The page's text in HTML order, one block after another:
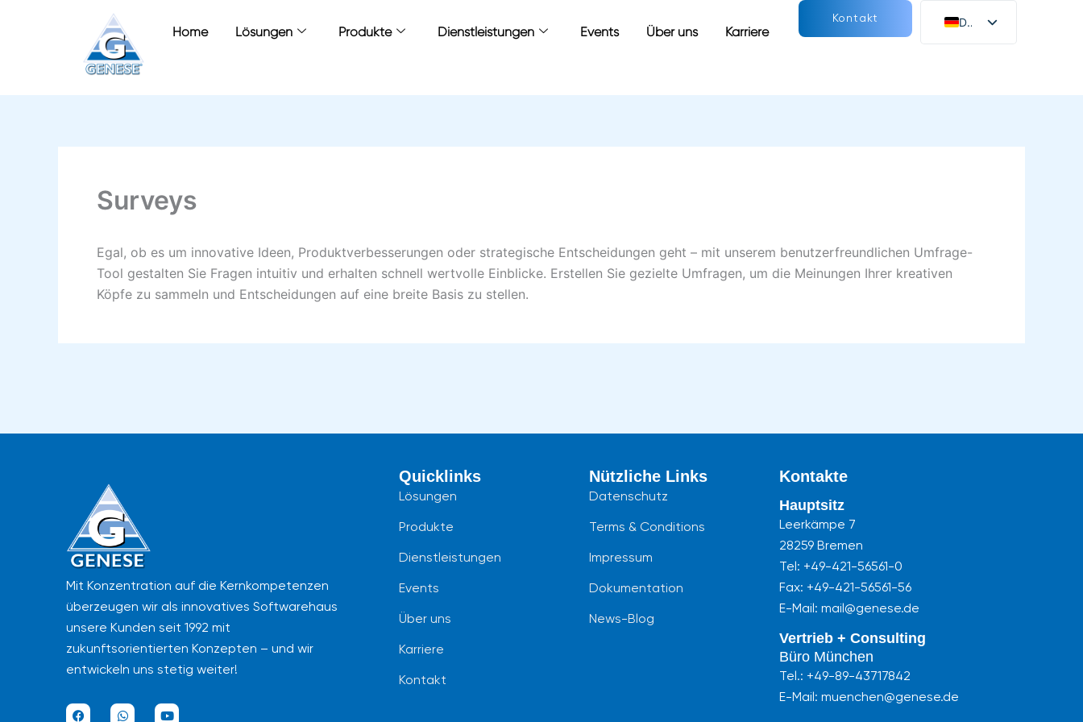
Home Lösungen Produkte Dienstleistungen Events Über uns Karriere
Kontakt
DE
EN
Surveys
Egal, ob es um innovative Ideen, Produktverbesserungen oder strategische Entscheidungen geht – mit unserem benutzerfreundlichen Umfrage-
Tool gestalten Sie Fragen intuitiv und erhalten schnell wertvolle Einblicke. Erstellen Sie gezielte Umfragen, um die Meinungen Ihrer kreativen
Köpfe zu sammeln und Entscheidungen auf eine breite Basis zu stellen.
Mit Konzentration auf die Kernkompetenzen
überzeugen wir als innovatives Softwarehaus
unsere Kunden seit 1992 mit
zukunftsorientierten Konzepten – und wir
entwickeln uns stetig weiter!
F W Y
Quicklinks
Lösungen
Produkte
Dienstleistungen
Events
Über uns
Karriere
Kontakt
Nützliche Links
Datenschutz
Terms & Conditions
Impressum
Dokumentation
News-Blog
Kontakte
Hauptsitz
Leerkämpe 7
28259 Bremen
Tel: +49-421-56561-0
Fax: +49-421-56561-56
E-Mail: mail@genese.de
Vertrieb + Consulting
Büro München
Tel.: +49-89-43717842
E-Mail: muenchen@genese.de